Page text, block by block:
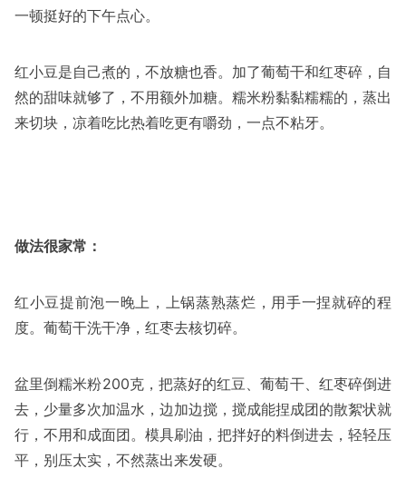
一顿挺好的下午点心。
红小豆是自己煮的，不放糖也香。加了葡萄干和红枣碎，自
然的甜味就够了，不用额外加糖。糯米粉黏黏糯糯的，蒸出
来切块，凉着吃比热着吃更有嚼劲，一点不粘牙。
做法很家常：
红小豆提前泡一晚上，上锅蒸熟蒸烂，用手一捏就碎的程
度。葡萄干洗干净，红枣去核切碎。
盆里倒糯米粉200克，把蒸好的红豆、葡萄干、红枣碎倒进
去，少量多次加温水，边加边搅，搅成能捏成团的散絮状就
行，不用和成面团。模具刷油，把拌好的料倒进去，轻轻压
平，别压太实，不然蒸出来发硬。